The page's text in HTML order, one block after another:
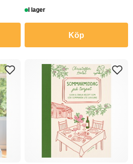
I lager
Köp